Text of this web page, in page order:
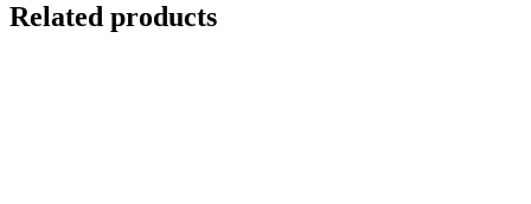
Related products